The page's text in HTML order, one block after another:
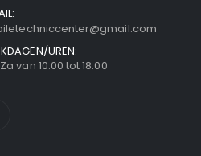
UREN:
van 10:00 tot 18:00